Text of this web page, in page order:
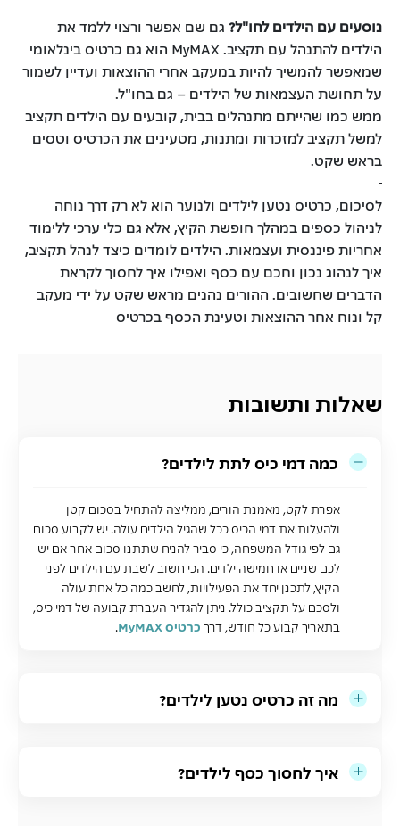
נוסעים עם הילדים לחו"ל? גם שם אפשר ורצוי ללמד את
הילדים להתנהל עם תקציב. MyMAX הוא גם כרטיס בינלאומי
שמאפשר להמשיך להיות במעקב אחרי ההוצאות ועדיין לשמור
על תחושת העצמאות של הילדים – גם בחו"ל.
ממש כמו שהייתם מתנהלים בבית, קובעים עם הילדים תקציב
למשל תקציב למזכרות ומתנות, מטעינים את הכרטיס וטסים
בראש שקט.
לסיכום, כרטיס נטען לילדים ולנוער הוא לא רק דרך נוחה
לניהול כספים במהלך חופשת הקיץ, אלא גם כלי ערכי ללימוד
אחריות פיננסית ועצמאות. הילדים לומדים כיצד לנהל תקציב,
איך לנהוג נכון וחכם עם כסף ואפילו איך לחסוך לקראת
הדברים שחשובים. ההורים נהנים מראש שקט על ידי מעקב
קל ונוח אחר ההוצאות וטעינת הכסף בכרטיס
שאלות ותשובות
כמה דמי כיס לתת לילדים?
אפרת לקט, מאמנת הורים, ממליצה להתחיל בסכום קטן
ולהעלות את דמי הכיס ככל שהגיל הילדים עולה. יש לקבוע סכום
גם לפי גודל המשפחה, כי סביר להניח שתתנו סכום אחר אם יש
לכם שניים או חמישה ילדים. הכי חשוב לשבת עם הילדים לפני
הקיץ, לתכנן יחד את הפעילויות, לחשב כמה כל אחת עולה
ולסכם על תקציב כולל. ניתן להגדיר העברת קבועה של דמי כיס,
בתאריך קבוע כל חודש, דרך כרטיס MyMAX
מה זה כרטיס נטען לילדים?
איך לחסוך כסף לילדים?